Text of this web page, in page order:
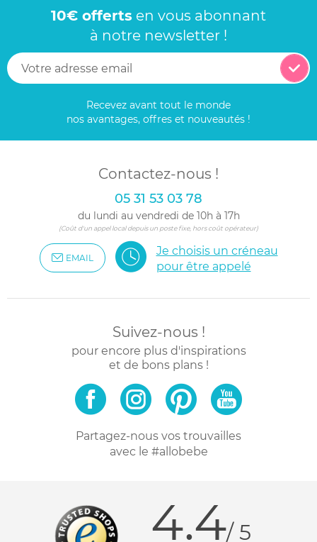
10€ offerts en vous abonnant
à notre newsletter !
Recevez avant tout le monde
nos avantages, offres et nouveautés !
Contactez-nous !
05 31 53 03 78
du lundi au vendredi de 10h à 17h
(Coût d'un appel local depuis un poste fixe, hors coût opérateur)
EMAIL
Je choisis un créneau
pour être appelé
Suivez-nous !
pour encore plus d'inspirations
et de bons plans !
Partagez-nous vos trouvailles
avec le #allobebe
4.4/ 5